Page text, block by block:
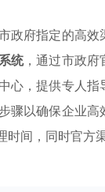
政府指定的高
统，通过市政府
心，提供专人
骤以确保企业高
间，同时官